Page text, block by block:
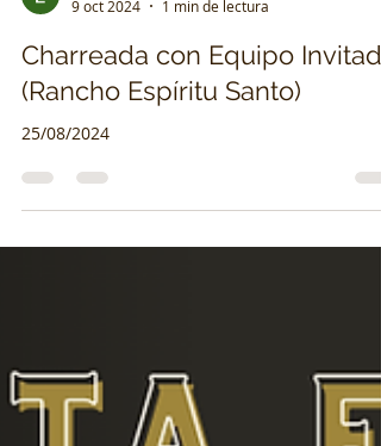
9 oct 2024
1 min de lectura
Charreada con Equipo Invitado
(Rancho Espíritu Santo)
25/08/2024